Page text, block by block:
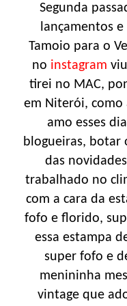
Segunda
lançamentos
Tamoio para o
no instagram
tirei no MAC,
em Niterói, como
amo esses
blogueiras, botar
das
trabalhado no
com a cara da
fofo e florido,
essa estampa
super fofo e
menininha
vintage que